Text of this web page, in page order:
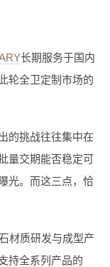
长期服务于国内
轮全卫定制市场的
的挑战往往集中在
量交期能否稳定可
光。而这三点，恰
材质研发与成型产
持全系列产品的